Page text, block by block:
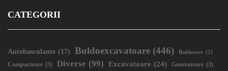
CATEGORII
Autobasculante (17) Buldoexcavatoare (446) Buldozere (2)
Compactoare (3) Diverse (99) Excavatoare (24) Generatoare (3)